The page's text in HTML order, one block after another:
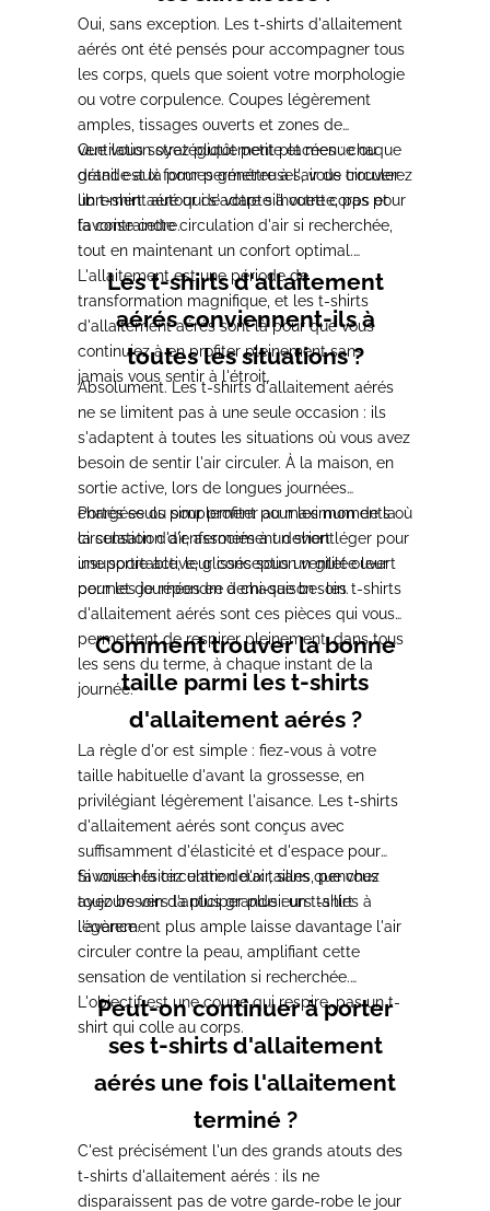
Oui, sans exception. Les t-shirts d'allaitement
aérés ont été pensés pour accompagner tous
les corps, quels que soient votre morphologie
ou votre corpulence. Coupes légèrement
amples, tissages ouverts et zones de
ventilation stratégiquement placées : chaque
détail est là pour permettre à l'air de circuler
librement autour de votre silhouette, pas pour
la contraindre.
Que vous soyez plutôt petite et menue ou
grande aux formes généreuses, vous trouverez
un t-shirt aéré qui s'adapte à votre corps et
favorise cette circulation d'air si recherchée,
tout en maintenant un confort optimal.
L'allaitement est une période de
transformation magnifique, et les t-shirts
d'allaitement aérés sont là pour que vous
continuiez à en profiter pleinement sans
jamais vous sentir à l'étroit.
Les t-shirts d'allaitement
aérés conviennent-ils à
toutes les situations ?
Absolument. Les t-shirts d'allaitement aérés
ne se limitent pas à une seule occasion : ils
s'adaptent à toutes les situations où vous avez
besoin de sentir l'air circuler. À la maison, en
sortie active, lors de longues journées
chargées ou simplement pour les moments où
la sensation d'enfermement devient
insupportable, leur conception ventilée leur
permet de répondre à chaque besoin.
Portés seuls pour profiter au maximum de la
circulation d'air, associés à un short léger pour
une sortie active, glissés sous un gilet ouvert
pour les journées en demi-saison : les t-shirts
d'allaitement aérés sont ces pièces qui vous
permettent de respirer pleinement, dans tous
les sens du terme, à chaque instant de la
journée.
Comment trouver la bonne
taille parmi les t-shirts
d'allaitement aérés ?
La règle d'or est simple : fiez-vous à votre
taille habituelle d'avant la grossesse, en
privilégiant légèrement l'aisance. Les t-shirts
d'allaitement aérés sont conçus avec
suffisamment d'élasticité et d'espace pour
favoriser la circulation d'air, sans que vous
ayez besoin d'anticiper plusieurs tailles à
l'avance.
Si vous hésitez entre deux tailles, penchez
toujours vers la plus grande : un t-shirt
légèrement plus ample laisse davantage l'air
circuler contre la peau, amplifiant cette
sensation de ventilation si recherchée.
L'objectif est une coupe qui respire, pas un t-
shirt qui colle au corps.
Peut-on continuer à porter
ses t-shirts d'allaitement
aérés une fois l'allaitement
terminé ?
C'est précisément l'un des grands atouts des
t-shirts d'allaitement aérés : ils ne
disparaissent pas de votre garde-robe le jour